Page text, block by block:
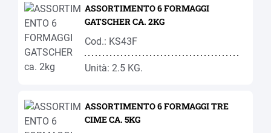
ASSORTIMENTO 6 FORMAGGI
GATSCHER CA. 2KG
Cod.: KS43F
Unità: 2.5 KG.
ASSORTIMENTO 6 FORMAGGI TRE
CIME CA. 5KG